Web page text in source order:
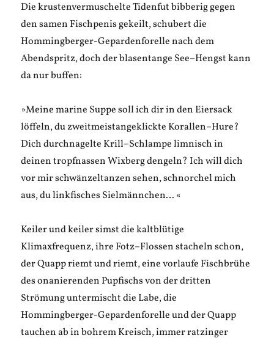
Die krustenvermuschelte Tidenfut bibberig gegen
den samen Fischpenis gekeilt, schubert die
Hommingberger-Gepardenforelle nach dem
Abendspritz, doch der blasentange See–Hengst kann
da nur buffen:
»Meine marine Suppe soll ich dir in den Eiersack
löffeln, du zweitmeistangeklickte Korallen–Hure?
Dich durchnagelte Krill–Schlampe limnisch in
deinen tropfnassen Wixberg dengeln? Ich will dich
vor mir schwänzeltanzen sehen, schnorchel mich
aus, du linkfisches Sielmännchen… «
Keiler und keiler simst die kaltblütige
Klimaxfrequenz, ihre Fotz–Flossen stacheln schon,
der Quapp riemt und riemt, eine vorlaufe Fischbrühe
des onanierenden Pupfischs von der dritten
Strömung untermischt die Labe, die
Hommingberger-Gepardenforelle und der Quapp
tauchen ab in bohrem Kreisch, immer ratzinger